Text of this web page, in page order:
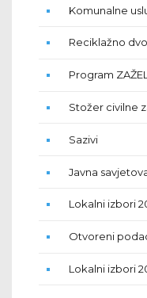
Komunalne
Reciklažno
Program
Stožer civilne
Sazivi
Javna
Lokalni izbori
Otvoreni
Lokalni izbori